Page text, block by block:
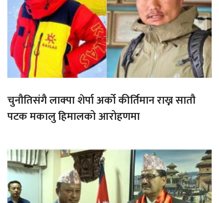
चुनौतिसंगै लाक्पा शेर्पा अर्को कीर्तिमान राख्न सातौ
पटक मकालु हिमालको आरोहणमा